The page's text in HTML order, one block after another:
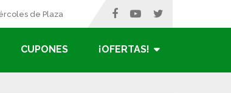
de Plaza
CUPONES ¡OFERTAS!